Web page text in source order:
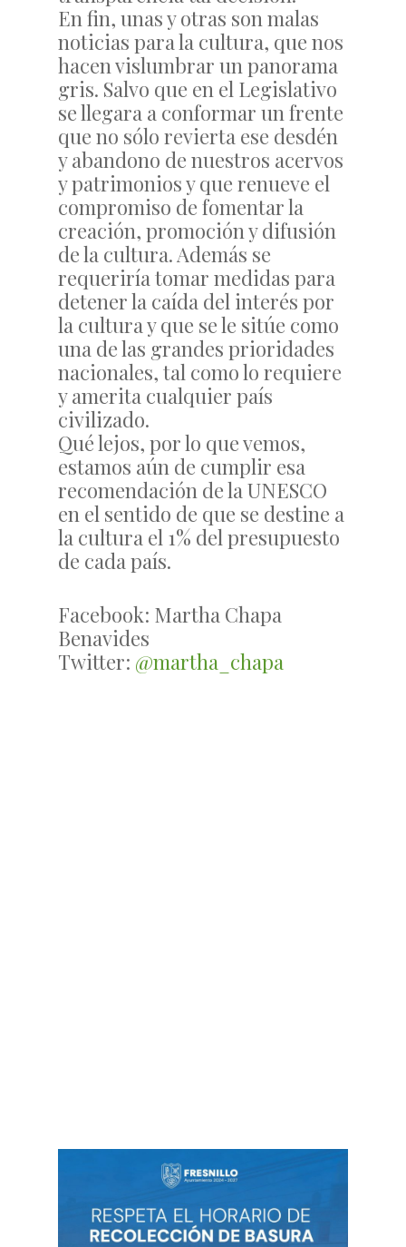
En fin, unas y otras son malas
noticias para la cultura, que nos
hacen vislumbrar un panorama
gris. Salvo que en el Legislativo
se llegara a conformar un frente
que no sólo revierta ese desdén
y abandono de nuestros acervos
y patrimonios y que renueve el
compromiso de fomentar la
creación, promoción y difusión
de la cultura. Además se
requeriría tomar medidas para
detener la caída del interés por
la cultura y que se le sitúe como
una de las grandes prioridades
nacionales, tal como lo requiere
y amerita cualquier país
civilizado.
Qué lejos, por lo que vemos,
estamos aún de cumplir esa
recomendación de la UNESCO
en el sentido de que se destine a
la cultura el 1% del presupuesto
de cada país.
Facebook: Martha Chapa
Benavides
Twitter: @martha_chapa